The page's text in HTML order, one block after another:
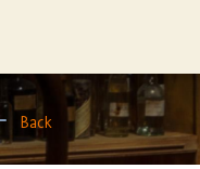
Back